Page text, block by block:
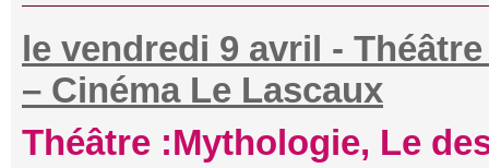
le vendredi 9 avril -
– Cinéma Le Lascaux
Théâtre :Mythologie, Le